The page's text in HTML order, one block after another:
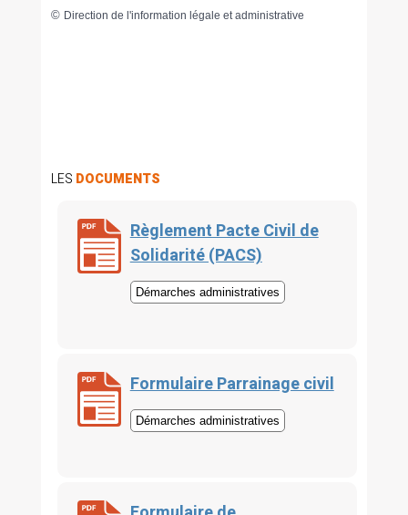
© Direction de l'information légale et administrative
LES DOCUMENTS
Règlement Pacte Civil de
Solidarité (PACS)
Démarches administratives
Formulaire Parrainage civil
Démarches administratives